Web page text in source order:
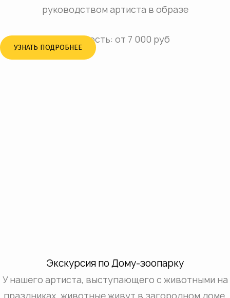
руководством артиста в образе
Стоимость: от 7 000 руб
УЗНАТЬ ПОДРОБНЕЕ
Экскурсия по Дому-зоопарку
У нашего артиста, выступающего с животными на